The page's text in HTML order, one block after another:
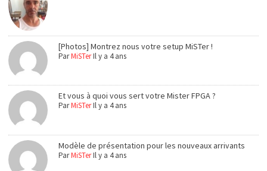
[Photos] Montrez nous votre setup MiSTer !
ParMiSTerIl y a 4 ans
Et vous à quoi vous sert votre Mister FPGA ?
ParMiSTerIl y a 4 ans
Modèle de présentation pour les nouveaux arrivants
ParMiSTerIl y a 4 ans